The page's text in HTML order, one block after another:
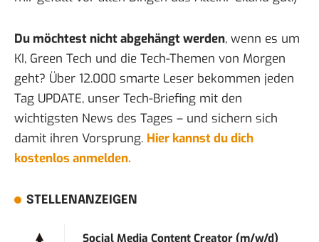
Du möchtest nicht abgehängt werden, wenn es um
KI, Green Tech und die Tech-Themen von Morgen
geht? Über 12.000 smarte Leser bekommen jeden
Tag UPDATE, unser Tech-Briefing mit den
wichtigsten News des Tages – und sichern sich
damit ihren Vorsprung. Hier kannst du dich
kostenlos anmelden.
STELLENANZEIGEN
Social Media Content Creator (m/w/d)